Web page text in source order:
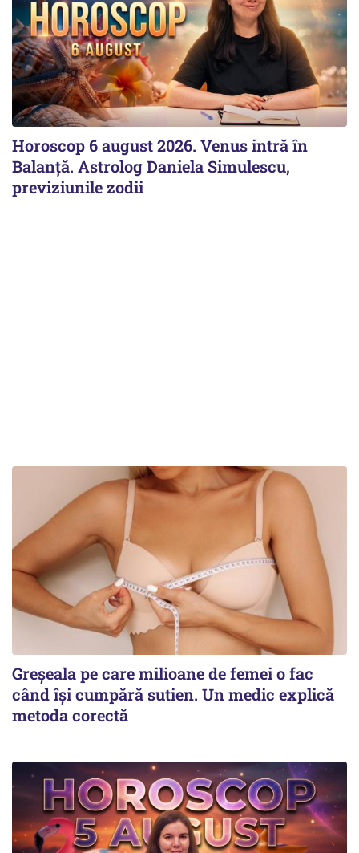
Horoscop 6 august 2026. Venus intră în
Balanță. Astrolog Daniela Simulescu,
previziunile zodii
Greșeala pe care milioane de femei o fac
când își cumpără sutien. Un medic explică
metoda corectă